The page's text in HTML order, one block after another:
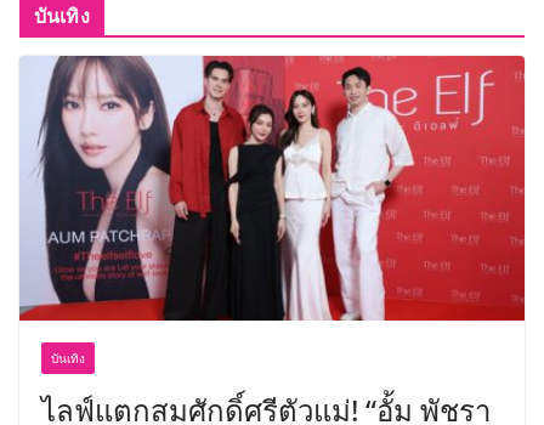
พาณิชย์อย่างยั่งยืน
“ตลาดดอกไม้สี่มุมเมือง” ศูนย์รวมดอกไม้
สด ดอกไม้ประดิษฐ์ พวงมาลัย และสังฆ
ภัณฑ์ครบวงจร ขอเชิญเลือกซื้อมาลัย
และของขวัญต้อนรับวันแม่ เปิดให้
บริการทุกวันตลอด 24 ชั่วโมง
บันเทิง
บันเทิง
ไลฟ์แตกสมศักดิ์ศรีตัวแม่! “อั้ม พัชรา